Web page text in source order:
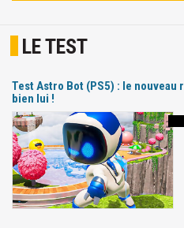
LE TEST
Test Astro Bot (PS5) : le
bien lui !